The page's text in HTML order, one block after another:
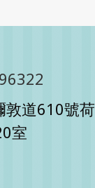
敦道610號荷
室